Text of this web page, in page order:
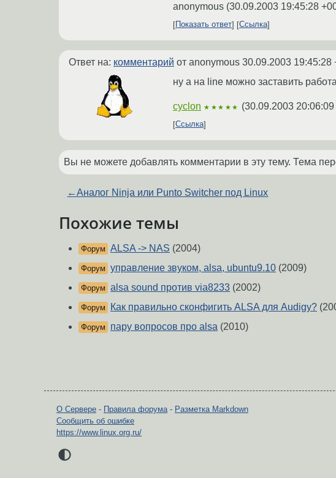
anonymous (30.09.2003 19:45:28
Показать ответ Ссылка
Ответ на: комментарий от anonymous 30.09.2003 19:45:28
ну а на line можно заставить
cyclon ★★★★★ (30.09.2003
Ссылка
Вы не можете добавлять комментарии в эту тему. Тема
←Аналог Ninja или Punto Switcher под Linux
Похожие темы
Форум ALSA -> NAS (2004)
Форум управление звуком, alsa, ubuntu9.10 (2009)
Форум alsa sound против via8233 (2002)
Форум Как правильно сконфигить ALSA для Audigy?
Форум пару вопросов про alsa (2010)
О Сервере - Правила форума- Разметка Markdown
Сообщить об ошибке
https://www.linux.org.ru/